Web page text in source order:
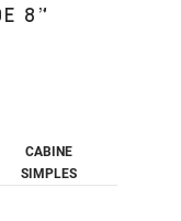
8”
CABINE
SIMPLES